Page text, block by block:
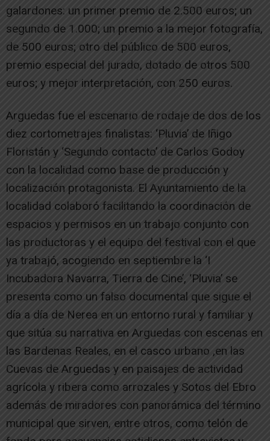
galardones: un primer premio de 2.500 euros; un
segundo de 1.000; un premio a la mejor fotografía,
de 500 euros; otro del público de 500 euros,
premio especial del jurado, dotado de otros 500
euros; y mejor interpretación, con 250 euros.
Arguedas fue el escenario de rodaje de dos de los
diez cortometrajes finalistas: ‘Pluvia’ de Iñigo
Floristán y ‘Segundo contacto’ de Carlos Godoy
con la localidad como base de producción y
localización protagonista. El Ayuntamiento de la
localidad colaboró facilitando la coordinación de
espacios y permisos en un trabajo conjunto con
las productoras y el equipo del festival con el que
ya trabajó, acogiendo en septiembre la ‘I
Incubadora Navarra, Tierra de Cine’, ‘Pluvia’ se
presenta como un falso documental que sigue el
día a día de Nerea en un entorno rural y familiar y
que sitúa su narrativa en Arguedas con escenas en
las Bardenas Reales, en el casco urbano ,en las
Cuevas de Arguedas y en paisajes de actividad
agrícola y ribera como arrozales y Sotos del Ebro
además de miradores con panorámica del término
municipal que sirven, entre otros, como telón de